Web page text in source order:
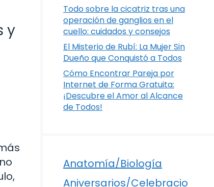
y
Todo sobre la cicatriz tras una
operación de ganglios en el
cuello: cuidados y consejos
El Misterio de Rubí: La Mujer Sin
Dueño que Conquistó a Todos
Cómo Encontrar Pareja por
Internet de Forma Gratuita:
¡Descubre el Amor al Alcance
de Todos!
Anatomía/Biología
Aniversarios/Celebracio